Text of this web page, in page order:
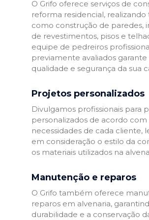
O Grifo oferece serviços de
reforma residencial, realizando
como construção de paredes,
de revestimentos, pisos e
equipe de pedreiros
previamente avaliados garante
qualidade e segurança da sua
Projetos personalizados
Divulgamos profissionais para
personalizados de acordo com
necessidades de cada cliente,
em consideração o estilo da
os materiais utilizados na
Manutenção e reparos
O Grifo também oferece
reparos em alvenaria,
durabilidade e a conservação